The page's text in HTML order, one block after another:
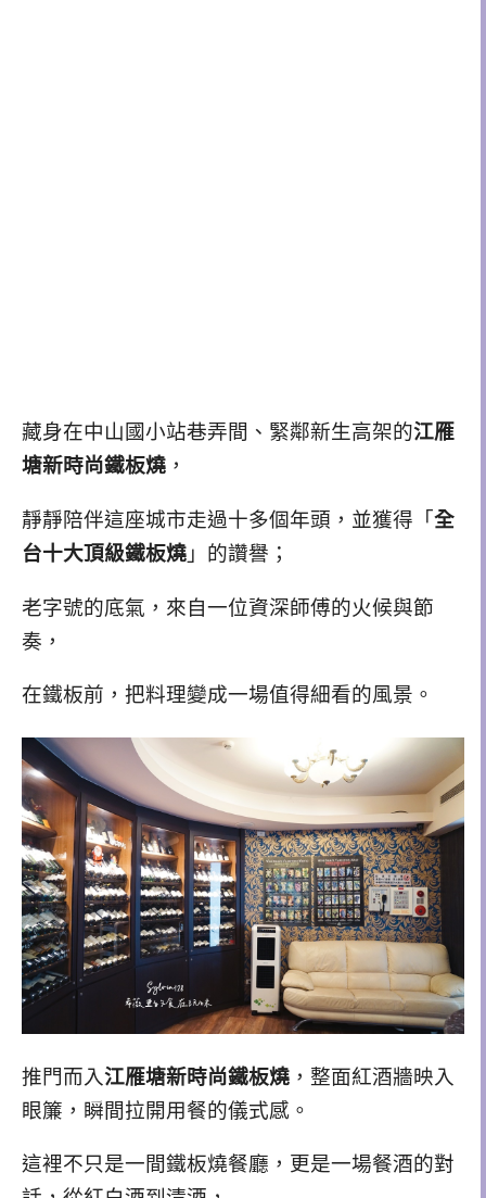
藏身在中山國小站巷弄間、緊鄰新生高架的江雁
塘新時尚鐵板燒 ，
靜靜陪伴這座城市走過十多個年頭，並獲得「 全
台十大頂級鐵板燒 」的讚譽；
老字號的底氣，來自一位資深師傅的火候與節
奏，
在鐵板前，把料理變成一場值得細看的風景。
推門而入江雁塘新時尚鐵板燒 ，整面紅酒牆映入
眼簾，瞬間拉開用餐的儀式感。
這裡不只是一間鐵板燒餐廳，更是一場餐酒的對